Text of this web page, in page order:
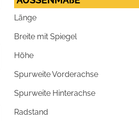
Länge
Breite mit Spiegel
Höhe
Spurweite Vorderachse
Spurweite Hinterachse
Radstand